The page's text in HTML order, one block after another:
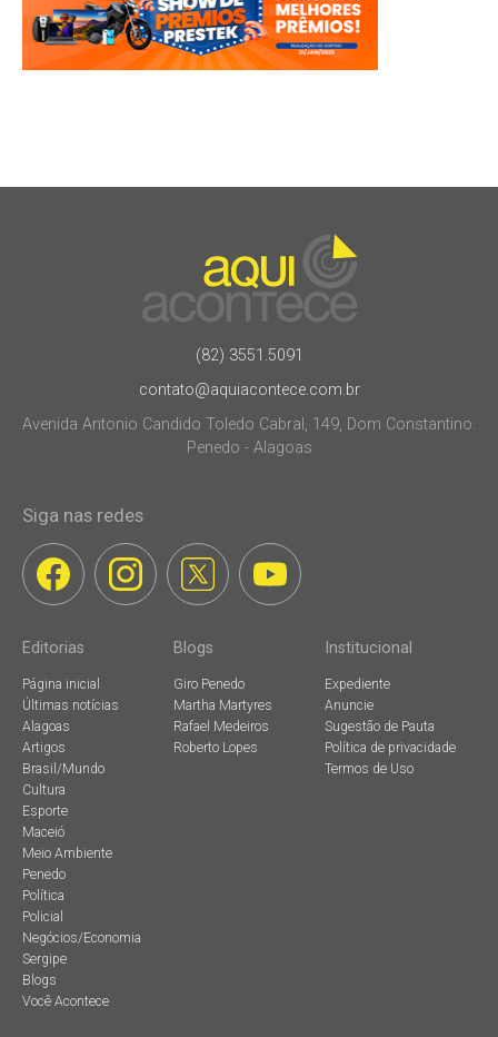
(82) 3551.5091
contato@aquiacontece.com.br
Avenida Antonio Candido Toledo Cabral, 149, Dom Constantino.
Penedo - Alagoas
Siga nas redes
Editorias
Página inicial
Últimas notícias
Alagoas
Artigos
Brasil/Mundo
Cultura
Esporte
Maceió
Meio Ambiente
Penedo
Política
Policial
Negócios/Economia
Sergipe
Blogs
Você Acontece
Blogs
Giro Penedo
Martha Martyres
Rafael Medeiros
Roberto Lopes
Institucional
Expediente
Anuncie
Sugestão de Pauta
Política de privacidade
Termos de Uso